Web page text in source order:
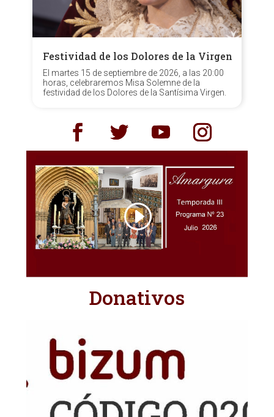
Festividad de los Dolores de la Virgen
El martes 15 de septiembre de 2026, a las 20:00
horas, celebraremos Misa Solemne de la
festividad de los Dolores de la Santísima Virgen.
Donativos